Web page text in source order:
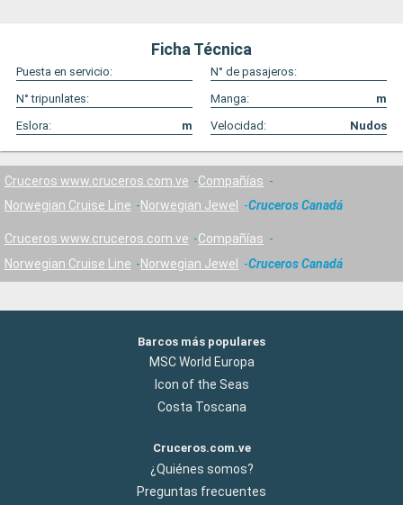
Ficha Técnica
Puesta en servicio:
N° de pasajeros:
N° tripunlates:
Manga:
m
Eslora:
m Velocidad: Nudos
Cruceros www.cruceros.com.ve
Compañías
Norwegian Cruise Line
Norwegian Jewel Cruceros Canadá
Cruceros www.cruceros.com.ve
Compañías
Norwegian Cruise Line
Norwegian Jewel Cruceros Canadá
Barcos más populares
MSC World Europa
Icon of the Seas
Costa Toscana
Cruceros.com.ve
¿Quiénes somos?
Preguntas frecuentes